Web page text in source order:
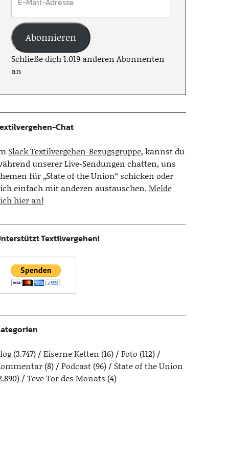
Abonnieren
Schließe dich 1.019 anderen Abonnenten
an
Chat
Slack Textilvergehen-Bezugsgruppe, kannst du
unserer Live-Sendungen chatten, uns
für „State of the Union“ schicken oder
einfach mit anderen austauschen.Melde
hier an!
Textilvergehen!
(3.747) Eiserne Ketten (16) Foto (112)
(8) Podcast(96)
State of the Union
Teve Tor des Monats (4)